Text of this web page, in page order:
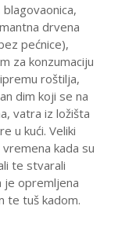
drvena
pećnice),
za konzumaciju
roštilja,
dim koji se na
vatra iz ložišta
u kući. Veliki
kada su
te stvarali
je opremljena
te tuš kadom.